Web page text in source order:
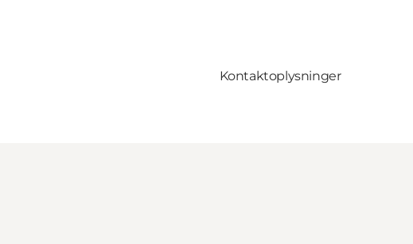
Kontaktoplysninger